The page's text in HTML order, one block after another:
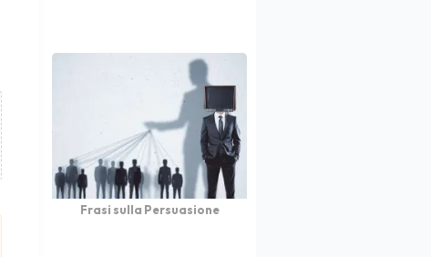
Frasi sulla Persuasione